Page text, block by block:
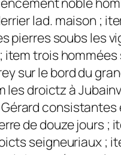
lad. maison ;
pierres soubs les
trois
sur le bord du
les droictz à
de douze jours
seigneuriaux ;